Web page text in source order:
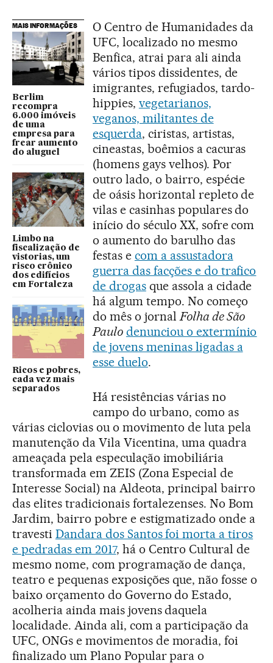
MAIS INFORMAÇÕES
Berlim
recompra
6.000 imóveis
de uma
empresa para
frear aumento
do aluguel
Limbo na
fiscalização de
vistorias, um
risco crônico
dos edifícios
em Fortaleza
Ricos e pobres,
cada vez mais
separados
O Centro de Humanidades da
UFC, localizado no mesmo
Benfica, atrai para ali ainda
vários tipos dissidentes, de
imigrantes, refugiados, tardo-
hippies, vegetarianos,
veganos, militantes de
esquerda, ciristas, artistas,
cineastas, boêmios a cacuras
(homens gays velhos). Por
outro lado, o bairro, espécie
de oásis horizontal repleto de
vilas e casinhas populares do
início do século XX, sofre com
o aumento do barulho das
festas e com a assustadora
guerra das facções e do trafico
de drogasque assola a cidade
há algum tempo. No começo
do mês o jornalFolha de São
Paulo denunciou o extermínio
de jovens meninas ligadas a
esse duelo.
Há resistências várias no
campo do urbano, como as
várias ciclovias ou o movimento de luta pela
manutenção da Vila Vicentina, uma quadra
ameaçada pela especulação imobiliária
transformada em ZEIS (Zona Especial de
Interesse Social) na Aldeota, principal bairro
das elites tradicionais fortalezenses. No Bom
Jardim, bairro pobre e estigmatizado onde a
travesti Dandara dos Santos foi morta a tiros
e pedradas em 2017, há o Centro Cultural de
mesmo nome, com programação de dança,
teatro e pequenas exposições que, não fosse o
baixo orçamento do Governo do Estado,
acolheria ainda mais jovens daquela
localidade. Ainda ali, com a participação da
UFC, ONGs e movimentos de moradia, foi
finalizado um Plano Popular para o